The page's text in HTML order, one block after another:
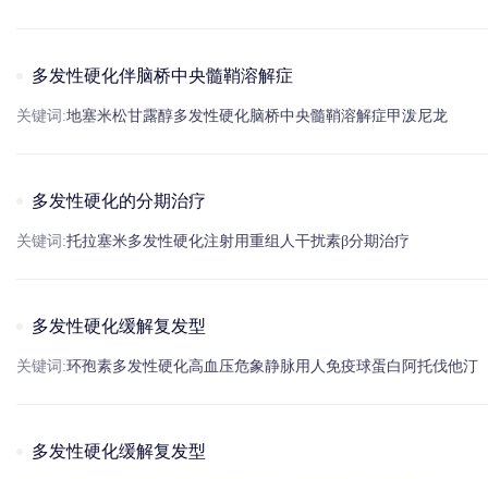
多发性硬化伴脑桥中央髓鞘溶解症
关键词:地塞米松甘露醇多发性硬化脑桥中央髓鞘溶解症甲泼尼龙
多发性硬化的分期治疗
关键词:托拉塞米多发性硬化注射用重组人干扰素β分期治疗
多发性硬化缓解复发型
关键词:环孢素多发性硬化高血压危象静脉用 人免疫球蛋白 阿托伐他汀
多发性硬化缓解复发型